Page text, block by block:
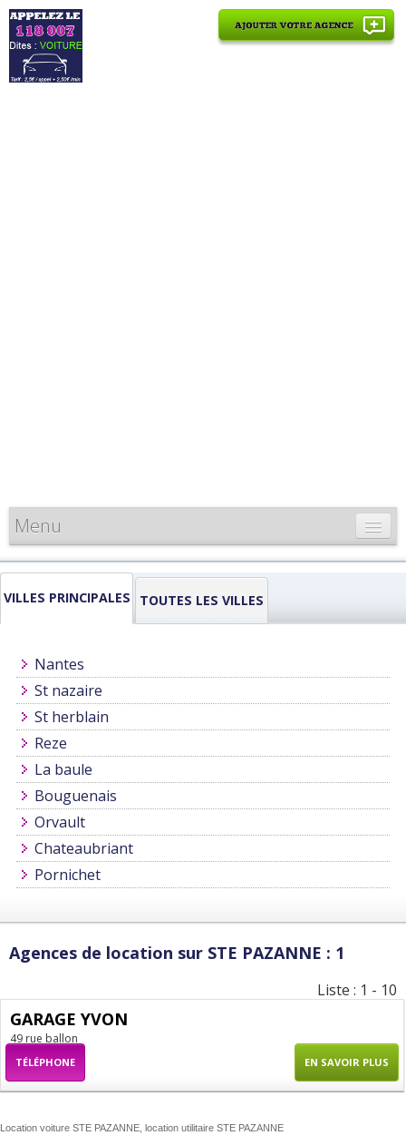
Menu
CARTE DE FRANCE
INFORMATIONS
VILLES PRINCIPALES TOUTES LES VILLES
Nantes
St nazaire
St herblain
Reze
La baule
Bouguenais
Orvault
Chateaubriant
Pornichet
Agences de location sur STE PAZANNE : 1
Liste : 1 - 10
GARAGE YVON
49 rue ballon
TÉLÉPHONE EN SAVOIR PLUS
Location voiture STE PAZANNE, location utilitaire STE PAZANNE